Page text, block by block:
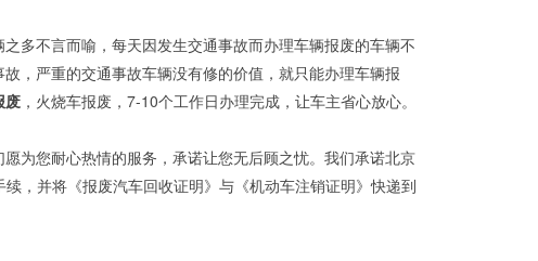
多不言而喻，每天因发生交通事故而办理车辆报废的车辆不
，严重的交通事故车辆没有修的价值，就只能办理车辆报
废 ，火烧车报废，7-10个工作日办理完成，让车主省心放心。
为您耐心热情的服务，承诺让您无后顾之忧。我们承诺北京
续，并将《报废汽车回收证明》与《机动车注销证明》快递到